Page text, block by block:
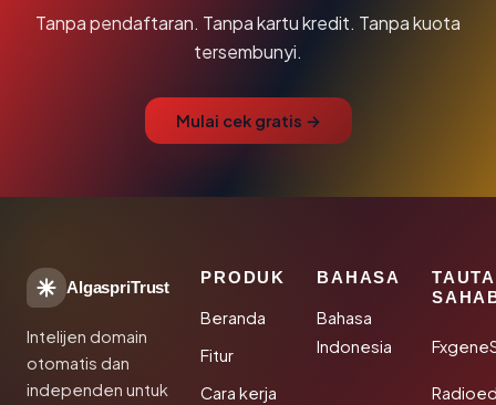
Tanpa pendaftaran. Tanpa kartu kredit. Tanpa kuota
tersembunyi.
Mulai cek gratis →
AlgaspriTrust
Intelijen domain
otomatis dan
independen untuk
PRODUK
Beranda
Fitur
Cara kerja
BAHASA
Bahasa
Indonesia